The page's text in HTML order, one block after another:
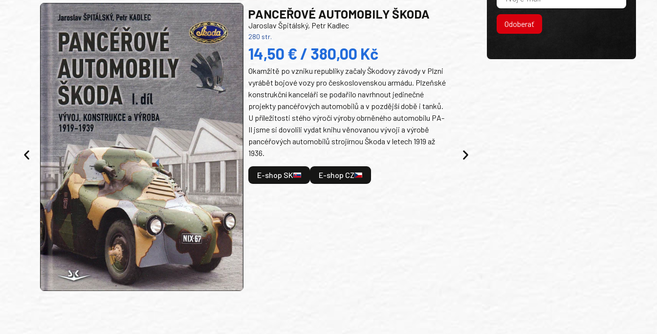
PANCEŘOVÉ AUTOMOBILY ŠKODA
Jaroslav Špitálský, Petr Kadlec
280 str.
14,50 € / 380,00 Kč
Okamžitě po vzniku republiky začaly Škodovy závody v Plzni
vyrábět bojové vozy pro československou armádu. Plzeňské
konstrukční kanceláři se podařilo navrhnout jedinečné
projekty pancéřových automobilů a v pozdější době i tanků.
U příležitosti stého výročí výroby obrněného automobilu PA-
II jsme si dovolili vydat knihu věnovanou vývoji a výrobě
pancéřových automobilů strojírnou Škoda v letech 1919 až
1936.
E-shop SK E-shop CZ
Odoberať